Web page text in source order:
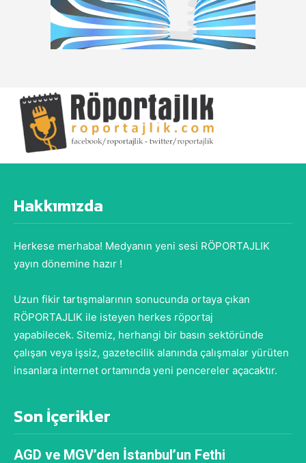
Hakkımızda
Herkese merhaba! Medyanın yeni sesi RÖPORTAJLIK
yayın dönemine hazır !
Uzun fikir tartışmalarının sonucunda ortaya çıkan
RÖPORTAJLIK ile isteyen herkes röportaj
yapabilecek. Sitemiz, herhangi bir basın sektöründe
çalışan veya işsiz, gazetecilik alanında çalışmalar yürüten
insanlara internet ortamında yeni pencereler açacaktır.
Son İçerikler
AGD ve MGV’den İstanbul’un Fethi